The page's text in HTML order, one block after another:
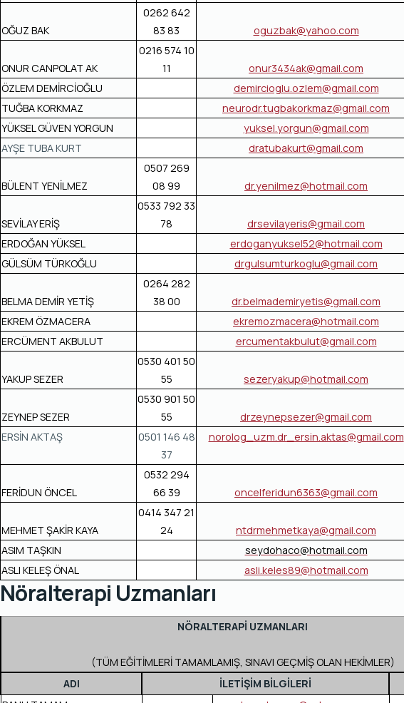
OĞUZ BAK
0262 642
83 83
oguzbak@yahoo.com
ONUR CANPOLAT AK
0216 574 10
11
onur3434ak@gmail.com
ÖZLEM DEMİRCİOĞLU demircioglu.ozlem@gmail.com
TUĞBA KORKMAZ
neurodr.tugbakorkmaz@gmail.com
YÜKSEL GÜVEN YORGUN
yuksel.yorgun@gmail.com
AYŞE TUBA KURT
dratubakurt@gmail.com
BÜLENT YENİLMEZ
0507 269
08 99
dr.yenilmez@hotmail.com
SEVİLAY ERİŞ
0533 792 33
78
drsevilayeris@gmail.com
ERDOĞAN YÜKSEL erdoganyuksel52@hotmail.com
GÜLSÜM TÜRKOĞLU
drgulsumturkoglu@gmail.com
BELMA DEMİR YETİŞ
0264 282
38 00
dr.belmademiryetis@gmail.com
EKREM ÖZMACERA ekremozmacera@hotmail.com
ERCÜMENT AKBULUT
ercumentakbulut@gmail.com
YAKUP SEZER
0530 401 50
55
sezeryakup@hotmail.com
ZEYNEP SEZER
0530 901 50
55
drzeynepsezer@gmail.com
ERSİN AKTAŞ
0501 146 48
37
norolog_uzm.dr_ersin.aktas@gmail.com
FERİDUN ÖNCEL
0532 294
66 39
oncelferidun6363@gmail.com
MEHMET ŞAKİR KAYA
0414 347 21
24
ntdrmehmetkaya@gmail.com
ASIM TAŞKIN seydohaco@hotmail.com
ASLI KELEŞ ÖNAL
asli.keles89@hotmail.com
Nöralterapi Uzmanları
NÖRALTERAPİ UZMANLARI
(TÜM EĞİTİMLERİ TAMAMLAMIŞ, SINAVI GEÇMİŞ OLAN HEKİMLER)
ADI
İLETİŞİM BİLGİLERİ